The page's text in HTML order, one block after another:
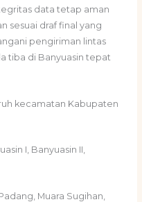
data tetap aman
sesuai draf final yang
pengiriman lintas
tiba di Banyuasin tepat
kecamatan Kabupaten
I, Banyuasin II,
Muara Sugihan,